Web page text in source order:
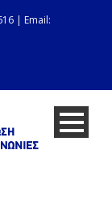
| Email: